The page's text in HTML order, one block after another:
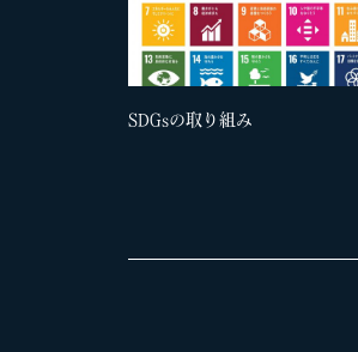
SDGsの取り組み